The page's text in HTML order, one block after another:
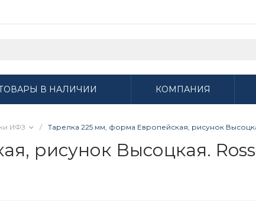
В НАЛИЧИИ КОМПАНИЯ
ИФЗ / Тарелка 225 мм, форма Европейская, рисунок
рисунок Высоцкая.